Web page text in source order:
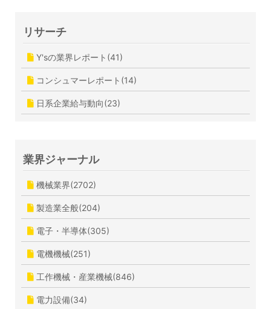
リサーチ
Y'sの業界レポート(41)
コンシュマーレポート(14)
日系企業給与動向(23)
業界ジャーナル
機械業界(2702)
製造業全般(204)
電子・半導体(305)
電機機械(251)
工作機械・産業機械(846)
電力設備(34)